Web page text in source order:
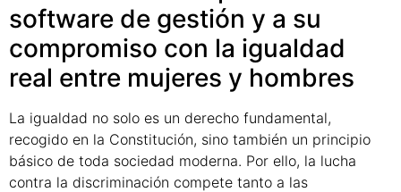
software de gestión y a su
compromiso con la igualdad
real entre mujeres y hombres
La igualdad no solo es un derecho fundamental,
recogido en la Constitución, sino también un principio
básico de toda sociedad moderna. Por ello, la lucha
contra la discriminación compete tanto a las